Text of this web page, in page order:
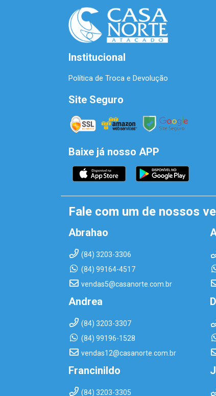
Institucional
Política de Troca e Devolução
Site Seguro
Baixe já nosso APP
Fale com um de nossos
Abrahao
(84) 3203-3306
(84) 99164-4517
vendas5@casanorte.com.br
Andrea
(84) 3203-3307
(84) 99196-1528
vendas12@casanorte.com.br
Francinildo
(84) 3203-3305